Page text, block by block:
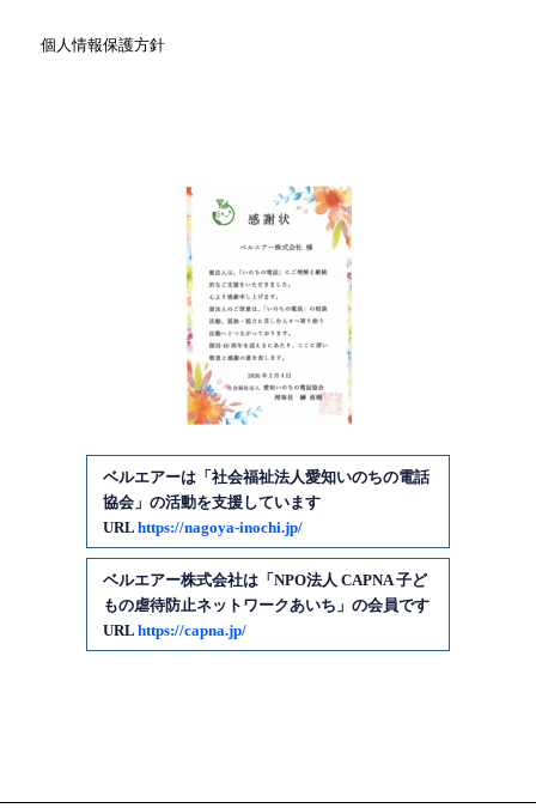
個人情報保護方針
ベルエアーは「社会福祉法人愛知いのちの電話
協会」の活動を支援しています
URL https://nagoya-inochi.jp/
ベルエアー株式会社は「NPO法人 CAPNA 子ど
もの虐待防止ネットワークあいち」の会員です
URL https://capna.jp/